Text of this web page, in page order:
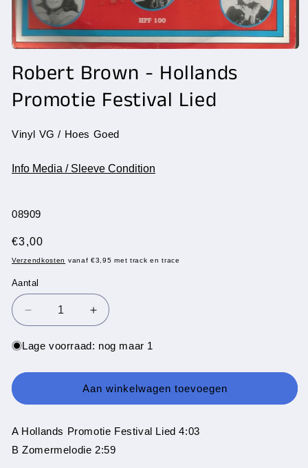
1
openen
modaal
Robert Brown - Hollands
Promotie Festival Lied
Vinyl VG / Hoes Goed
Info Media / Sleeve Condition
SKU:
08909
Normale
prijs
€3,00
Verzendkosten vanaf €3,95 met track en trace
Aantal
Aantal
Aantal
verlagen
voor
Brown
Hollands
Festival
Lied
Aantal
verhogen
voor
Brown
-
Hollands
Festival
Lied
Lage voorraad: nog maar 1
Aan winkelwagen toevoegen
A Hollands Promotie Festival Lied 4:03
B Zomermelodie 2:59